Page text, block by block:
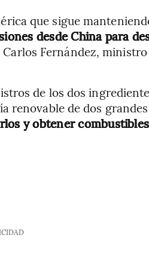
que sigue
desde China para
Carlos Fernández,
de los dos
renovable de dos
y obtener